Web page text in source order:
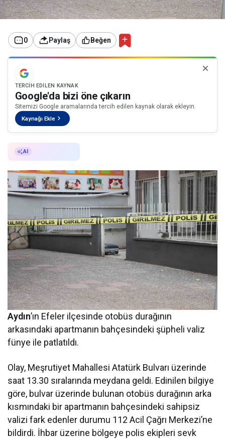
0 Paylaş Beğen
TERCIH EDILEN KAYNAK
Google'da bizi öne çıkarın
Sitemizi Google aramalarında tercih edilen kaynak olarak ekleyin.
Kaynağı Ekle
AI
Aydın’ın Efeler ilçesinde otobüs durağının
arkasındaki apartmanın bahçesindeki şüpheli valiz
fünye ile patlatıldı.
Olay, Meşrutiyet Mahallesi Atatürk Bulvarı üzerinde
saat 13.30 sıralarında meydana geldi. Edinilen bilgiye
göre, bulvar üzerinde bulunan otobüs durağının arka
kısmındaki bir apartmanın bahçesindeki sahipsiz
valizi fark edenler durumu 112 Acil Çağrı Merkezi’ne
bildirdi. İhbar üzerine bölgeye polis ekipleri sevk